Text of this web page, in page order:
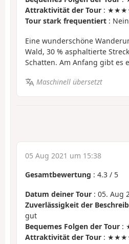
Attraktivität der Tour :
Tour stark frequentiert : Nein
Eine wunderschöne
Wald, 30 % asphaltierte
Schatten. Am Anfang gibt es
Maschinell übersetzt
05 Aug 2021 um 15:38
Gesamtbewertung : 4.3 / 5
Datum deiner Tour : 05. Aug
Zuverlässigkeit der
gut
Bequemes Folgen der Tour :
Attraktivität der Tour :